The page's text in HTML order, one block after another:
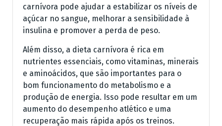
carnívora pode ajudar a estabilizar os níveis de
açúcar no sangue, melhorar a sensibilidade à
insulina e promover a perda de peso.
Além disso, a dieta carnívora é rica em
nutrientes essenciais, como vitaminas, minerais
e aminoácidos, que são importantes para o
bom funcionamento do metabolismo e a
produção de energia. Isso pode resultar em um
aumento do desempenho atlético e uma
recuperação mais rápida após os treinos.